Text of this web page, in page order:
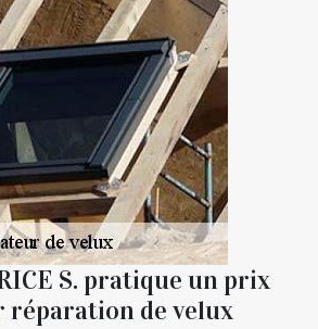
S. pratique un prix
réparation de velux